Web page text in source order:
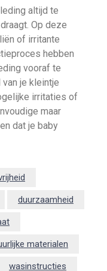
altijd te
Op deze
of irritante
hebben
vooraf te
je kleintje
irritaties of
maar
dat je baby
duurzaamheid
materialen
wasinstructies